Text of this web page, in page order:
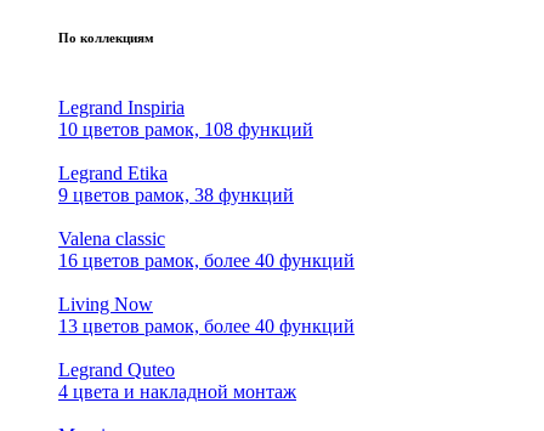
По коллекциям
Legrand Inspiria
10 цветов рамок, 108 функций
Legrand Etika
9 цветов рамок, 38 функций
Valena classic
16 цветов рамок, более 40 функций
Living Now
13 цветов рамок, более 40 функций
Legrand Quteo
4 цвета и накладной монтаж